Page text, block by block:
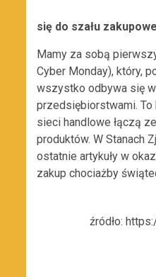
się do szału
Mamy za sobą
Cyber Monday), który,
wszystko odbywa się
przedsiębiorstwami. To
sieci handlowe łączą
produktów. W Stanach
ostatnie artykuły w
zakup chociażby
źródło: